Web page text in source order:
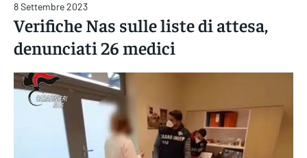
8 Settembre 2023
Verifiche Nas sulle liste di attesa,
denunciati 26 medici